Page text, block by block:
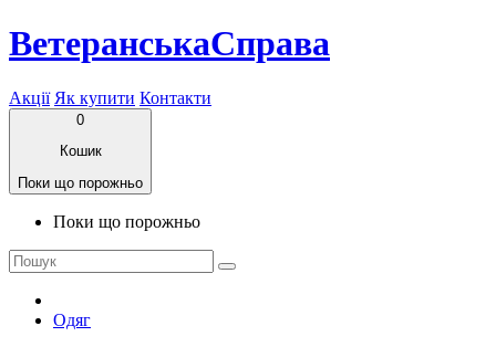
ВетеранськаСправа
Акції Як купити Контакти
0
Кошик
Поки що порожньо
Поки що порожньо
Одяг